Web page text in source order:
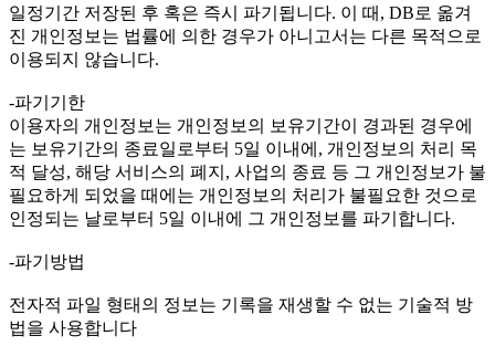
일정기간 저장된 후 혹은 즉시 파기됩니다. 이 때, DB로 옮겨
진 개인정보는 법률에 의한 경우가 아니고서는 다른 목적으로
이용되지 않습니다.
-파기기한
이용자의 개인정보는 개인정보의 보유기간이 경과된 경우에
는 보유기간의 종료일로부터 5일 이내에, 개인정보의 처리 목
적 달성, 해당 서비스의 폐지, 사업의 종료 등 그 개인정보가 불
필요하게 되었을 때에는 개인정보의 처리가 불필요한 것으로
인정되는 날로부터 5일 이내에 그 개인정보를 파기합니다.
-파기방법
전자적 파일 형태의 정보는 기록을 재생할 수 없는 기술적 방
법을 사용합니다